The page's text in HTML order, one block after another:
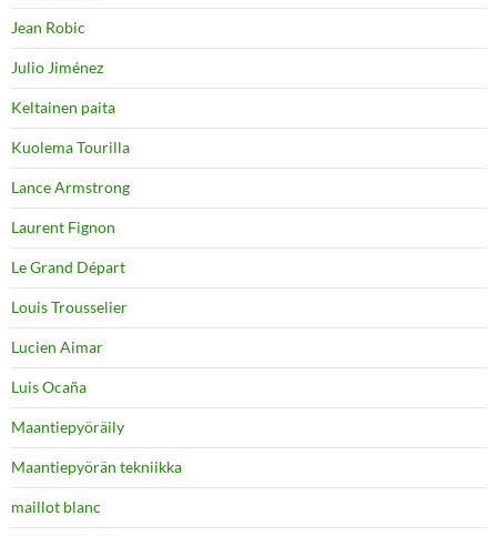
Jean Robic
Julio Jiménez
Keltainen paita
Kuolema Tourilla
Lance Armstrong
Laurent Fignon
Le Grand Départ
Louis Trousselier
Lucien Aimar
Luis Ocaña
Maantiepyöräily
Maantiepyörän tekniikka
maillot blanc